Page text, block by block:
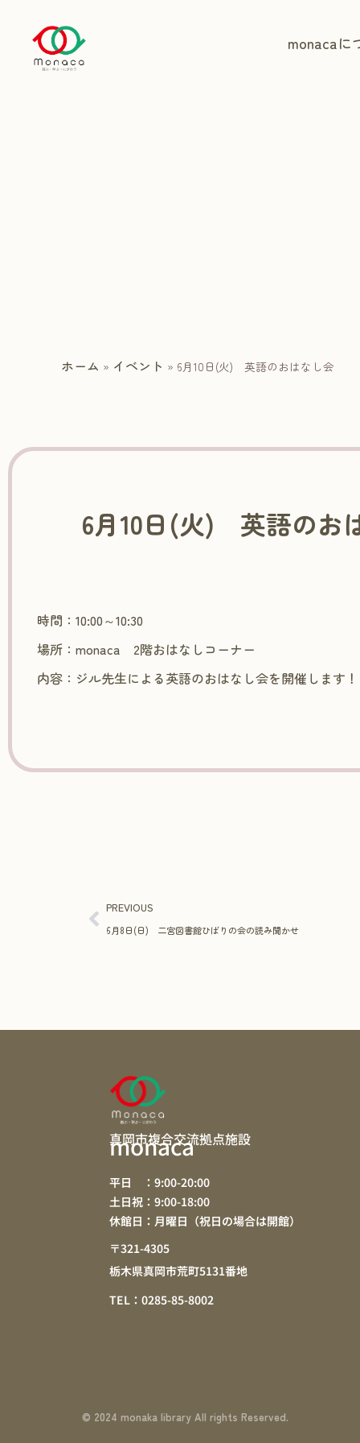
monacaに
ホーム » イベント » 6月10日(火) 英語のおはなし会
6月10日(火) 英語のお
時間：10:00～10:30
場所：monaca 2階おはなしコーナー
内容：ジル先生による英語のおはなし会を開催します！
PREVIOUS
6月8日(日) 二宮図書館ひばりの会の読み聞かせ
真岡市複合交流拠点施設
monaca
平日 ：9:00-20:00
土日祝：9:00-18:00
休館日：月曜日（祝日の場合は開館）
〒321-4305
栃木県真岡市荒町5131番地
TEL：0285-85-8002
© 2024 monaka library All rights Reserved.